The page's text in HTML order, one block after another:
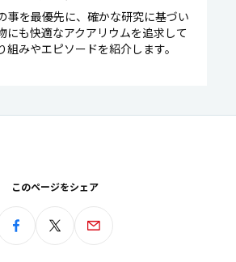
事を最優先に、確かな研究に基づい
にも快適なアクアリウムを追求して
組みやエピソードを紹介します。
このページをシェア